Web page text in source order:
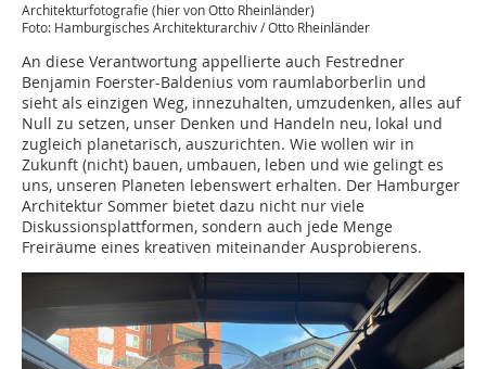
Architekturfotografie (hier von Otto Rheinländer)
Foto: Hamburgisches Architekturarchiv / Otto Rheinländer
An diese Verantwortung appellierte auch Festredner
Benjamin Foerster-Baldenius vom raumlaborberlin und
sieht als einzigen Weg, innezuhalten, umzudenken, alles auf
Null zu setzen, unser Denken und Handeln neu, lokal und
zugleich planetarisch, auszurichten. Wie wollen wir in
Zukunft (nicht) bauen, umbauen, leben und wie gelingt es
uns, unseren Planeten lebenswert erhalten. Der Hamburger
Architektur Sommer bietet dazu nicht nur viele
Diskussionsplattformen, sondern auch jede Menge
Freiräume eines kreativen miteinander Ausprobierens.